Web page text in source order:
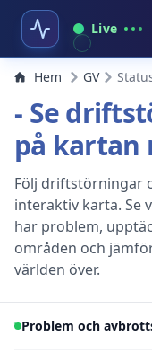
Live
Hem GV
- Se
på kartan
Följ driftstörningar
interaktiv karta. Se
har problem,
områden och
världen över.
Problem och